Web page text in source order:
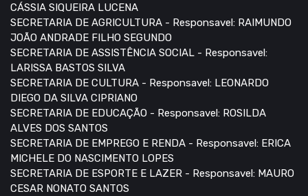
CÁSSIA SIQUEIRA LUCENA
SECRETARIA DE AGRICULTURA - Responsavel: RAIMUNDO
JOÃO ANDRADE FILHO SEGUNDO
SECRETARIA DE ASSISTÊNCIA SOCIAL - Responsavel:
LARISSA BASTOS SILVA
SECRETARIA DE CULTURA - Responsavel: LEONARDO
DIEGO DA SILVA CIPRIANO
SECRETARIA DE EDUCAÇÃO - Responsavel: ROSILDA
ALVES DOS SANTOS
SECRETARIA DE EMPREGO E RENDA - Responsavel: ERICA
MICHELE DO NASCIMENTO LOPES
SECRETARIA DE ESPORTE E LAZER - Responsavel: MAURO
CESAR NONATO SANTOS